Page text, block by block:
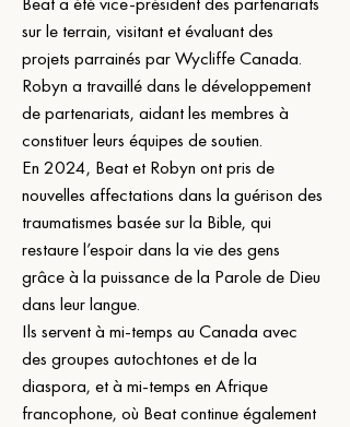
sur le terrain, visitant et évaluant des
projets parrainés par Wycliffe Canada.
Robyn a travaillé dans le développement
de partenariats, aidant les membres à
constituer leurs équipes de soutien.
En 2024, Beat et Robyn ont pris de
nouvelles affectations dans la guérison des
traumatismes basée sur la Bible, qui
restaure l’espoir dans la vie des gens
grâce à la puissance de la Parole de Dieu
dans leur langue.
Ils servent à mi-temps au Canada avec
des groupes autochtones et de la
diaspora, et à mi-temps en Afrique
francophone, où Beat continue également